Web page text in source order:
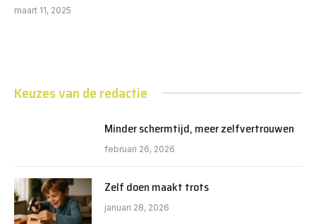
maart 11, 2025
Keuzes van de redactie
Minder schermtijd, meer zelfvertrouwen
februari 26, 2026
Zelf doen maakt trots
januari 28, 2026